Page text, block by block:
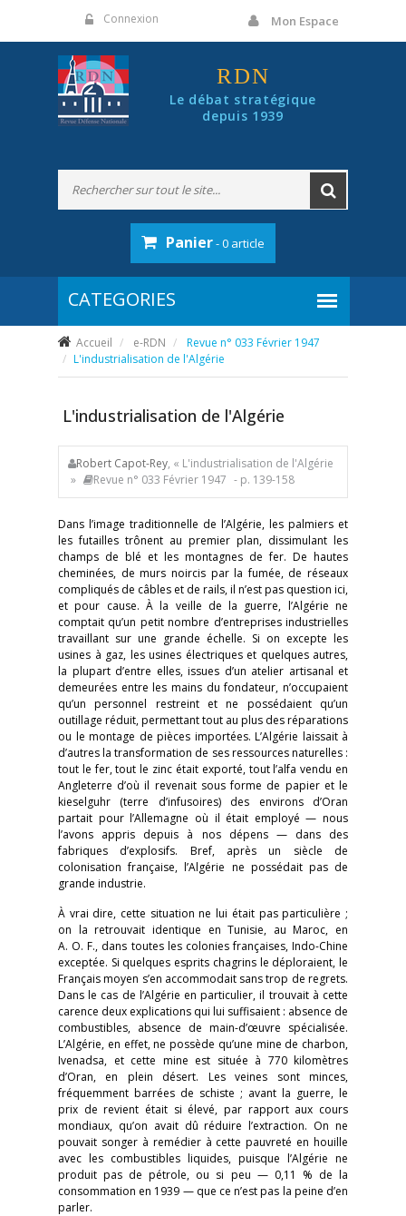
Connexion Mon Espace
RDN
Le débat stratégique
depuis 1939
Panier- 0 article
Accueil e-RDN
Revue n° 033 Février 1947
L'industrialisation de l'Algérie
L'industrialisation de l'Algérie
Robert Capot-Rey, « L'industrialisation de l'Algérie
»
Revue n° 033 Février 1947 - p. 139-158
Dans l’image traditionnelle de l’Algérie, les palmiers et
les futailles trônent au premier plan, dissimulant les
champs de blé et les montagnes de fer. De hautes
cheminées, de murs noircis par la fumée, de réseaux
compliqués de câbles et de rails, il n’est pas question ici,
et pour cause. À la veille de la guerre, l’Algérie ne
comptait qu’un petit nombre d’entreprises industrielles
travaillant sur une grande échelle. Si on excepte les
usines à gaz, les usines électriques et quelques autres,
la plupart d’entre elles, issues d’un atelier artisanal et
demeurées entre les mains du fondateur, n’occupaient
qu’un personnel restreint et ne possédaient qu’un
outillage réduit, permettant tout au plus des réparations
ou le montage de pièces importées. L’Algérie laissait à
d’autres la transformation de ses ressources naturelles :
tout le fer, tout le zinc était exporté, tout l’alfa vendu en
Angleterre d’où il revenait sous forme de papier et le
kieselguhr (terre d’infusoires) des environs d’Oran
partait pour l’Allemagne où il était employé — nous
l’avons appris depuis à nos dépens — dans des
fabriques d’explosifs. Bref, après un siècle de
colonisation française, l’Algérie ne possédait pas de
grande industrie.
À vrai dire, cette situation ne lui était pas particulière ;
on la retrouvait identique en Tunisie, au Maroc, en
A. O. F., dans toutes les colonies françaises, Indo-Chine
exceptée. Si quelques esprits chagrins le déploraient, le
Français moyen s’en accommodait sans trop de regrets.
Dans le cas de l’Algérie en particulier, il trouvait à cette
carence deux explications qui lui suffisaient : absence de
combustibles, absence de main-d’œuvre spécialisée.
L’Algérie, en effet, ne possède qu’une mine de charbon,
Ivenadsa, et cette mine est située à 770 kilomètres
d’Oran, en plein désert. Les veines sont minces,
fréquemment barrées de schiste ; avant la guerre, le
prix de revient était si élevé, par rapport aux cours
mondiaux, qu’on avait dû réduire l’extraction. On ne
pouvait songer à remédier à cette pauvreté en houille
avec les combustibles liquides, puisque l’Algérie ne
produit pas de pétrole, ou si peu — 0,11 % de la
consommation en 1939 — que ce n’est pas la peine d’en
parler.